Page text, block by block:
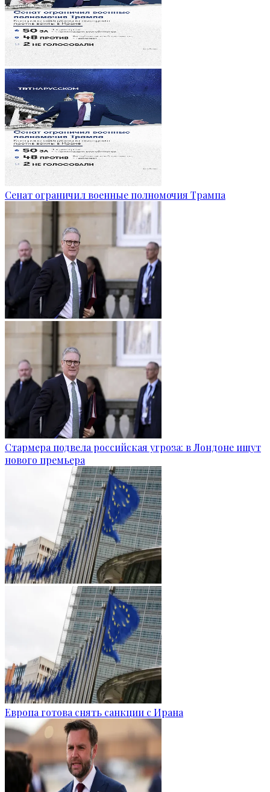
Сенат ограничил военные полномочия Трампа
Стармера подвела российская угроза: в Лондоне ищут
нового премьера
Европа готова снять санкции с Ирана